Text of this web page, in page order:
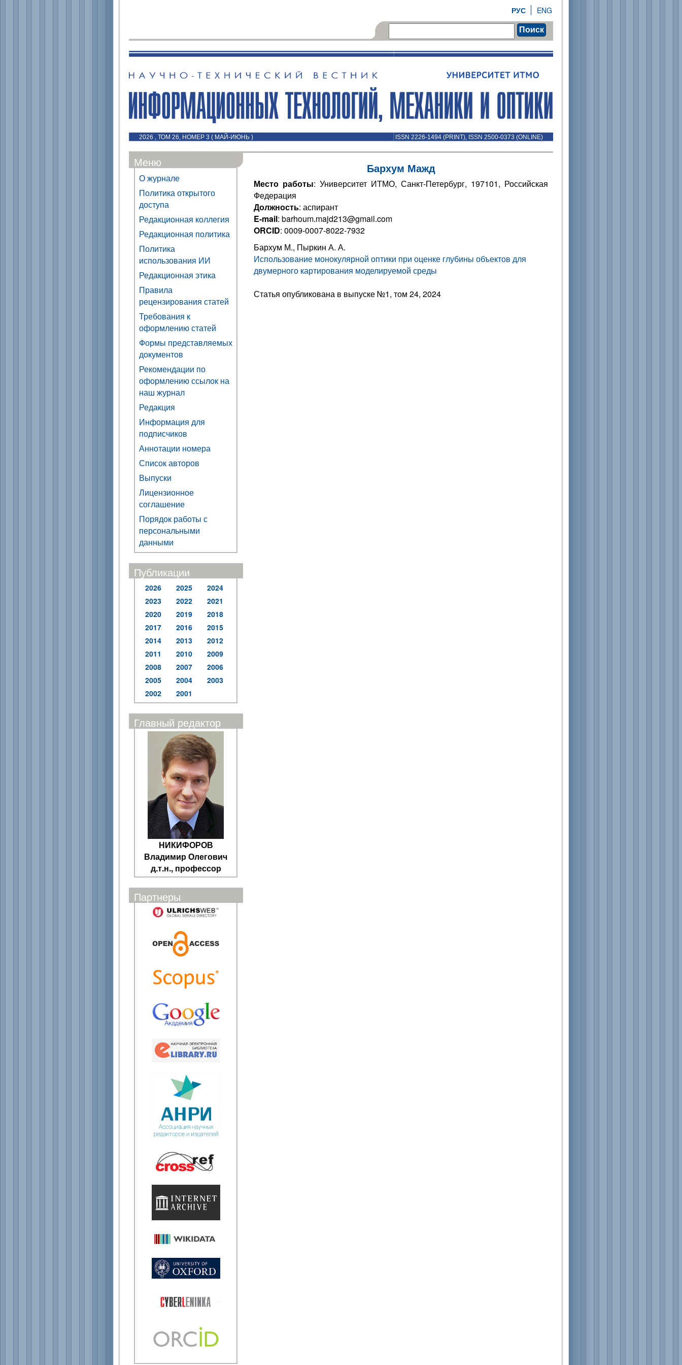
ENG
РУС
Поиск
2026 , ТОМ 26, НОМЕР 3 ( МАЙ-ИЮНЬ ) ISSN 2226-1494 (PRINT), ISSN 2500-0373 (ONLINE)
Меню
О журнале
Политика открытого
доступа
Редакционная коллегия
Редакционная политика
Политика
использования ИИ
Редакционная этика
Правила
рецензирования статей
Требования к
оформлению статей
Формы представляемых
документов
Рекомендации по
оформлению ссылок на
наш журнал
Редакция
Информация для
подписчиков
Аннотации номера
Список авторов
Выпуски
Лицензионное
соглашение
Порядок работы с
персональными
данными
Публикации
2026 2025
2024
2023
2022
2021
2020
2019
2018
2017
2016
2015
2014
2013
2012
2011
2010
2009
2008
2007
2006
2005
2004
2003
2002
2001
Главный редактор
НИКИФОРОВ
Владимир Олегович
д.т.н., профессор
Партнеры
Бархум Мажд
Место работы: Университет ИТМО, Санкт-Петербург, 197101, Российская
Федерация
Должность: аспирант
E-mail: barhoum.majd213@gmail.com
ORCID: 0009-0007-8022-7932
Бархум М., Пыркин А. А.
Использование монокулярной оптики при оценке глубины объектов для
двумерного картирования моделируемой среды
Статья опубликована в выпуске №1, том 24, 2024